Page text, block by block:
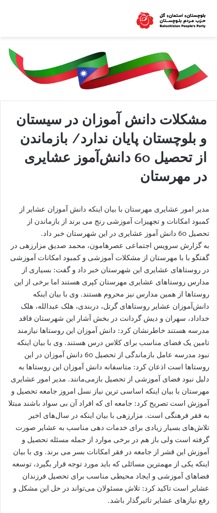
مشکلات دانش آموزان در سیستان
و بلوچستان پایان ندارد/ بازماندن
از تحصیل 60 دانش‌آموز عشایری
در مهرستان
مدیر امور عشایری مهرستان با بیان اینکه دانش آموزان عشایر از
کمبود امکانات و تجهیزات آموزشی رنج می برند از بازماندن از
تحصیل 60 دانش آموز عشایری در این شهرستان خبر داد.
به گزارش سرویس اجتماعی عصرهامون، محمد صدیق مزارزهی در
گفتگو با با مهرستان از مشکلات آموزشی و کمبود امکانات آموزشی
در روستاهای عشایری این شهرستان خبر داد و گفت: بسیاری از
مدارس روستاهای عشایری مهرستان کپری هستند اما برخی از این
روستاها از همین مدارس نیز محروم هستند. وی با بیان اینکه
دانش‌آموزان عشایر روستاهای گرتل، دربندی، هلک عبدالله، هلک
خداداد، سهران و دیش گردانت در بخش آشار این شهرستان فاقد
مدرسه هستند خاطرنشان کرد: دانش آموزان این روستاها نیازمند
تامین یک فضای مناسب برای کلاس درس هستند. وی با بیان اینکه
نبود مدرسه عامل بازماندگی از تحصیل 60 دانش آموزان در این
روستاها است اذعان کرد: متاسفانه دانش آموزان این روستاها به
دلیل نبود فضای آموزشی از تحصیل بازمی‌مانند. مدیر امور عشایری
مهرستان با بیان اینکه اساسی ترین نیاز نسل امروز جامعه تحصیل و
آموزش است تصریح کرد: جامعه ای که افراد آن بی سواد باشند مبتلا
به فقر فرهنگی است. مزارزهی با بیان اینکه در سال‌های اخیر
تلاش‌های بسیار زیادی برای خدمات دهی مناسب به عشایر صورت
گرفته است ولی باز هم در برخی موارد از جمله مسئله تحصیل و
آموزش این قشر از جامعه در فقر امکانات بسر می برند. وی با بیان
اینکه یکی از مهمترین مسائلی که باید مورد توجه قرار بگیرد، توسعه
فضاهای آموزشی و ایجاد محیطی مناسب برای تحصیل فرزندان
عشایر است تاکید کرد: تلاش مسئولان می‌تواند در حل این مشکل و
رفع نیازهای عشایر تاثیرگذار باشد.